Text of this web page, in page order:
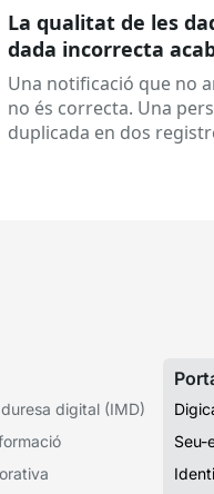
La qualitat de les
dada incorrecta
servei
Una notificació que no
no és correcta. Una
duplicada en dos
digital (IMD)
Seu-